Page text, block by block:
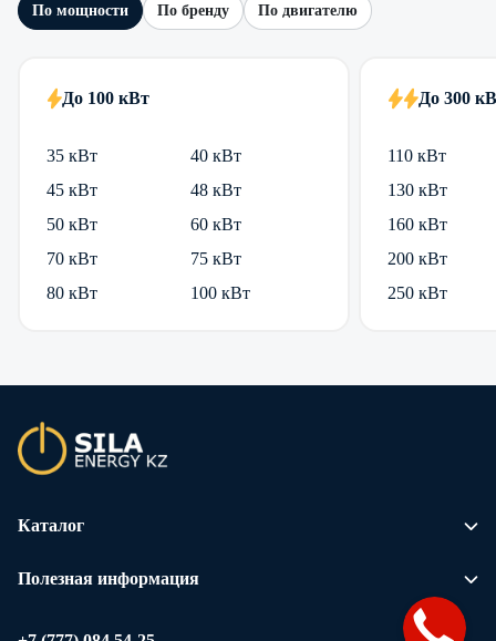
По мощности По бренду По двигателю
До 100 кВт
35 кВт
40 кВт
45 кВт
48 кВт
50 кВт
60 кВт
70 кВт
75 кВт
80 кВт
100 кВт
До 300
110 кВт
130 кВт
160 кВт
200 кВт
250 кВт
Каталог
Полезная информация